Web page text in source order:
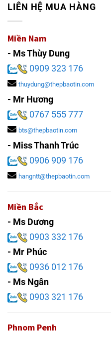
LIÊN HỆ MUA HÀNG
Miền Nam
- Ms Thùy Dung
0909 323 176
thuydung@thepbaotin.com
- Mr Hương
0767 555 777
bts@thepbaotin.com
- Miss Thanh Trúc
0906 909 176
hangntt@thepbaotin.com
Miền Bắc
- Ms Dương
0903 332 176
- Mr Phúc
0936 012 176
- Ms Ngân
0903 321 176
Phnom Penh